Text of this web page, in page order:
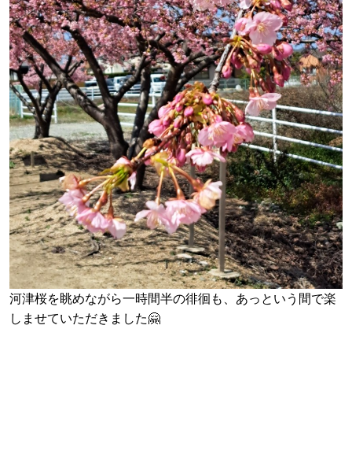
河津桜を眺めながら一時間半の徘徊も、あっという間で楽
しませていただきました🤗